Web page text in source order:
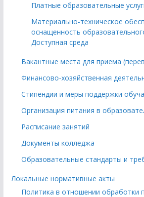
Платные образовательные
Материально-техническое
оснащенность
Доступная среда
Вакантные места для приема
Финансово-хозяйственная
Стипендии и меры поддержки
Организация питания в
Расписание занятий
Документы колледжа
Образовательные стандарты и
Локальные нормативные акты
Политика в отношении обработки